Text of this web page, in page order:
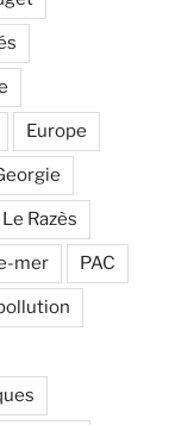
Europe
Le Razès
mer PAC